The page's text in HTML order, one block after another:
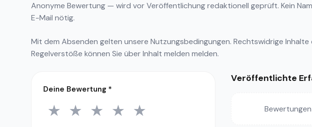
Anonyme Bewertung — wird vor Veröffentlichung redaktionell geprüft. Kein
E-Mail nötig.
Mit dem Absenden gelten unsere Nutzungsbedingungen. Rechtswidrige
Regelverstöße können Sie überInhalt melden melden.
Deine Bewertung *
1 Stern
★ 2 Sterne
★ 3 Sterne
★ 4 Sterne
★ 5 Sterne
★
Veröffentlichte